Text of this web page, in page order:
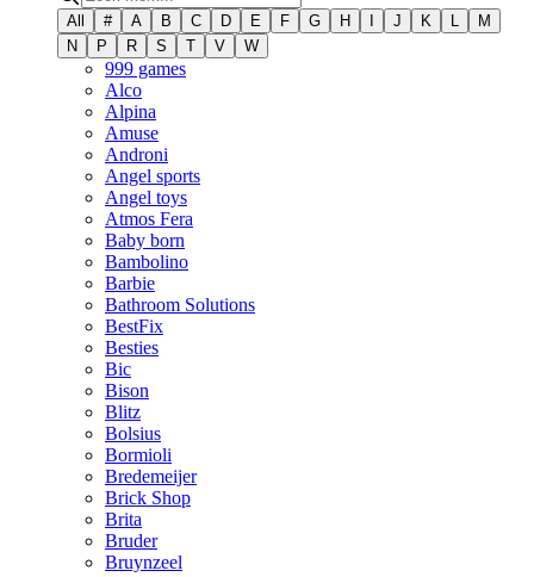
All # A B C D E F G H J K L
M
N
P R S T V W
999 games
Alco
Alpina
Amuse
Androni
Angel sports
Angel toys
Atmos Fera
Baby born
Bambolino
Barbie
Bathroom Solutions
BestFix
Besties
Bic
Bison
Blitz
Bolsius
Bormioli
Bredemeijer
Brick Shop
Brita
Bruder
Bruynzeel